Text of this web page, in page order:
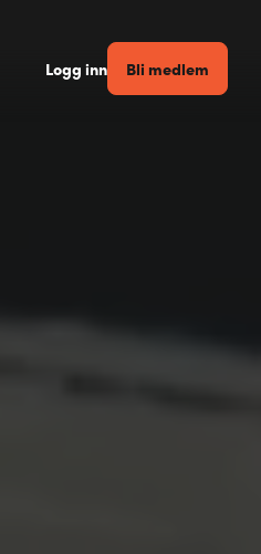
Logg inn Bli medlem